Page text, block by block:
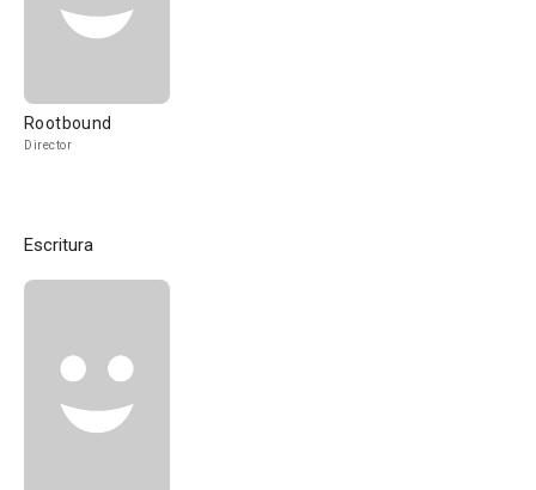
Rootbound
Director
Escritura